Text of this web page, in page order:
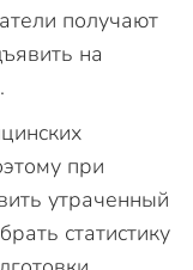
получают
на
при
утраченный
статистику